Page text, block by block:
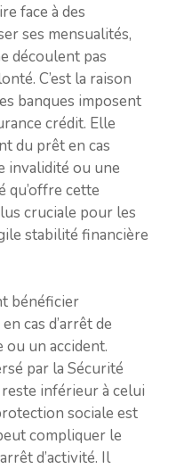
face à des
ses mensualités,
découlent pas
C’est la raison
banques imposent
crédit. Elle
du prêt en cas
invalidité ou une
qu’offre cette
cruciale pour les
stabilité financière
bénéficier
cas d’arrêt de
ou un accident.
par la Sécurité
inférieur à celui
sociale est
compliquer le
d’activité. Il